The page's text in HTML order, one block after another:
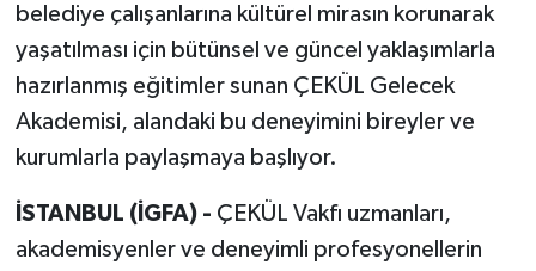
belediye çalışanlarına kültürel mirasın korunarak
yaşatılması için bütünsel ve güncel yaklaşımlarla
hazırlanmış eğitimler sunan ÇEKÜL Gelecek
Akademisi, alandaki bu deneyimini bireyler ve
kurumlarla paylaşmaya başlıyor.
İSTANBUL (İGFA) - ÇEKÜL Vakfı uzmanları,
akademisyenler ve deneyimli profesyonellerin